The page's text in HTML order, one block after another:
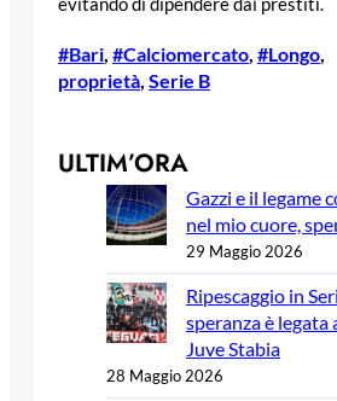
evitando di dipendere dai prestiti.
#Bari #Calciomercato #Longo
proprietà Serie B
ULTIM’ORA
Gazzi e il legame
nel mio cuore,
29 Maggio 2026
Ripescaggio in
speranza è legata
Juve Stabia
28 Maggio 2026